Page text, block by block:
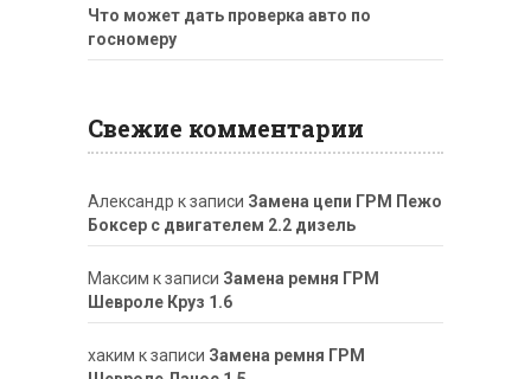
Что может дать проверка авто по
госномеру
Свежие комментарии
Александр к записи Замена цепи ГРМ Пежо
Боксер с двигателем 2.2 дизель
Максим к записи Замена ремня ГРМ
Шевроле Круз 1.6
хаким к записи Замена ремня ГРМ